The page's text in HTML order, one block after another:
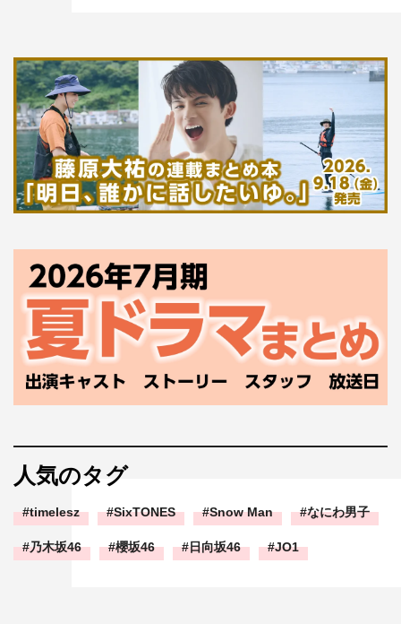
人気のタグ
timelesz SixTONES Snow Man なにわ男子
乃木坂46 櫻坂46 日向坂46 JO1